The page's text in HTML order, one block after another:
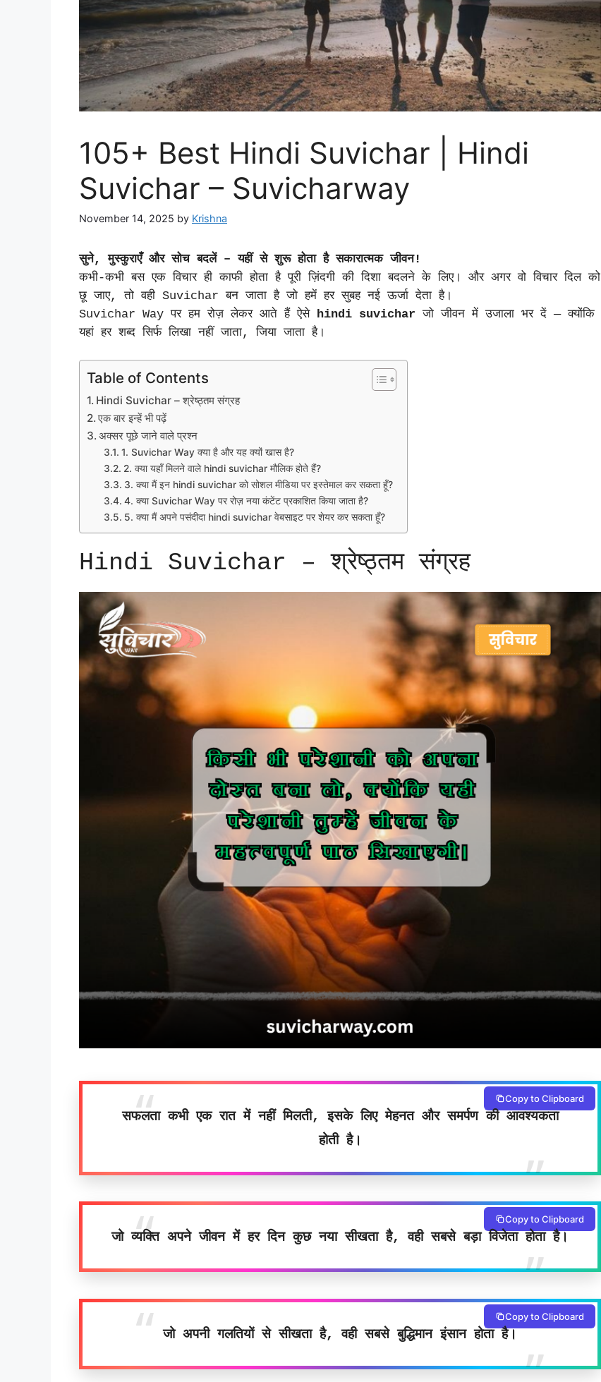
105+ Best Hindi Suvichar | Hindi
Suvichar – Suvicharway
November 14, 2025 by Krishna
सुने, मुस्कुराएँ और सोच बदलें – यहीं से शुरू होता है सकारात्मक जीवन!
कभी‑कभी बस एक विचार ही काफी होता है पूरी ज़िंदगी की दिशा बदलने के लिए। और अगर वो विचार दिल को
छू जाए, तो वही Suvichar बन जाता है जो हमें हर सुबह नई ऊर्जा देता है।
Suvichar Way पर हम रोज़ लेकर आते हैं ऐसे hindi suvichar जो जीवन में उजाला भर दें — क्योंकि
यहां हर शब्द सिर्फ लिखा नहीं जाता, जिया जाता है।
Table of Contents
Hindi Suvichar – श्रेष्ठ्तम संग्रह
एक बार इन्हें भी पढ़ें
अक्सर पूछे जाने वाले प्रश्न
1. Suvichar Way क्या है और यह क्यों खास है?
2. क्या यहाँ मिलने वाले hindi suvichar मौलिक होते हैं?
3. क्या मैं इन hindi suvichar को सोशल मीडिया पर इस्तेमाल कर सकता हूँ?
4. क्या Suvichar Way पर रोज़ नया कंटेंट प्रकाशित किया जाता है?
5. क्या मैं अपने पसंदीदा hindi suvichar वेबसाइट पर शेयर कर सकता हूँ?
Hindi Suvichar – श्रेष्ठ्तम संग्रह
सफलता कभी एक रात में नहीं मिलती, इसके लिए मेहनत और समर्पण की आवश्यकता
होती है।
Copy to Clipboard
जो व्यक्ति अपने जीवन में हर दिन कुछ नया सीखता है, वही सबसे बड़ा विजेता होता है।
Copy to Clipboard
जो अपनी गलतियों से सीखता है, वही सबसे बुद्धिमान इंसान होता है।
Copy to Clipboard